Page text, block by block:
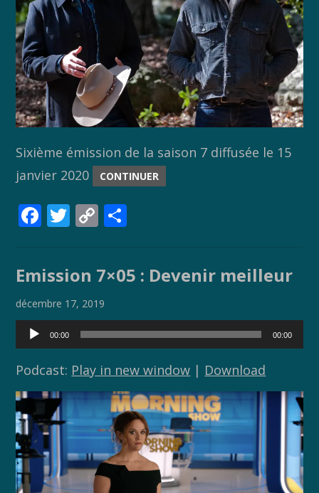
Sixième émission de la saison 7 diffusée le 15
janvier 2020
CONTINUER
F
e
b
o
o
k
T
er
C
y
Li
n
k
g
Emission 7×05 : Devenir meilleur
décembre 17, 2019
Lecteur
audio
00:00 00:00
Podcast: Play in new window | Download